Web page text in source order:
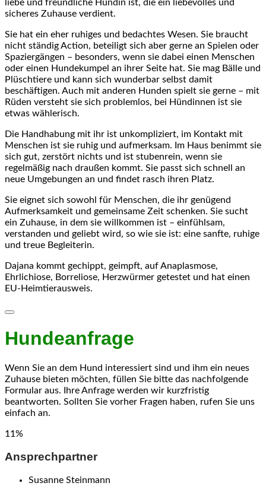
liebe und freundliche Hündin ist, die ein liebevolles und
sicheres Zuhause verdient.
Sie hat ein eher ruhiges und bedachtes Wesen. Sie braucht
nicht ständig Action, beteiligt sich aber gerne an Spielen oder
Spaziergängen – besonders, wenn sie dabei einen Menschen
oder einen Hundekumpel an ihrer Seite hat. Sie mag Bälle und
Plüschtiere und kann sich wunderbar selbst damit
beschäftigen. Auch mit anderen Hunden spielt sie gerne – mit
Rüden versteht sie sich problemlos, bei Hündinnen ist sie
etwas wählerisch.
Die Handhabung mit ihr ist unkompliziert, im Kontakt mit
Menschen ist sie ruhig und aufmerksam. Im Haus benimmt sie
sich gut, zerstört nichts und ist stubenrein, wenn sie
regelmäßig nach draußen kommt. Sie passt sich schnell an
neue Umgebungen an und findet rasch ihren Platz.
Sie eignet sich sowohl für Menschen, die ihr genügend
Aufmerksamkeit und gemeinsame Zeit schenken. Sie sucht
ein Zuhause, in dem sie willkommen ist – einfühlsam,
verstanden und geliebt wird, so wie sie ist: eine sanfte, ruhige
und treue Begleiterin.
Dajana kommt gechippt, geimpft, auf Anaplasmose,
Ehrlichiose, Borreliose, Herzwürmer getestet und hat einen
EU-Heimtierausweis.
Hundeanfrage
Wenn Sie an dem Hund interessiert sind und ihm ein neues
Zuhause bieten möchten, füllen Sie bitte das nachfolgende
Formular aus. Ihre Anfrage werden wir kurzfristig
beantworten. Sollten Sie vorher Fragen haben, rufen Sie uns
einfach an.
11 %
Ansprechpartner
Susanne Steinmann